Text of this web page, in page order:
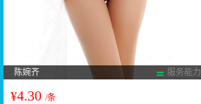
陈婉齐 服务能力
¥4.30 /条